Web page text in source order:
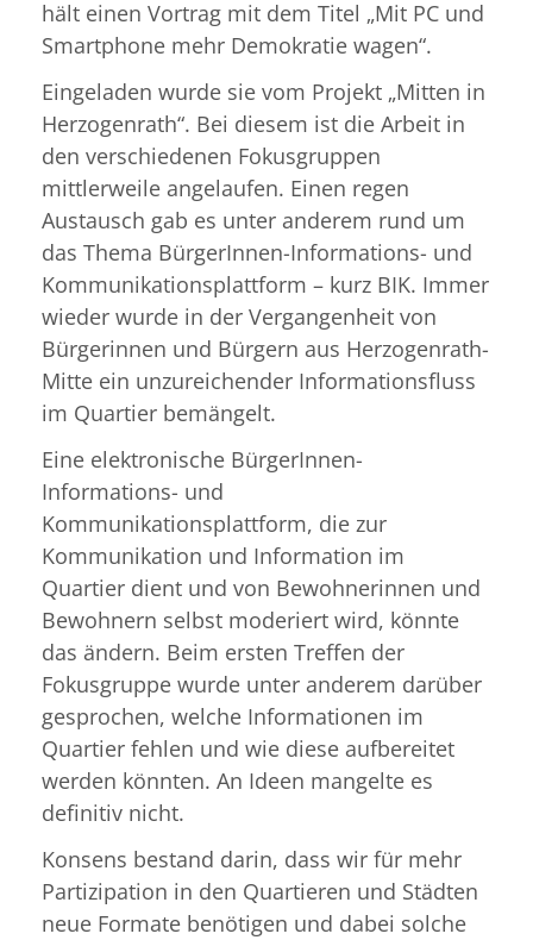
hält einen Vortrag mit dem Titel „Mit PC und
Smartphone mehr Demokratie wagen“.
Eingeladen wurde sie vom Projekt „Mitten in
Herzogenrath“. Bei diesem ist die Arbeit in
den verschiedenen Fokusgruppen
mittlerweile angelaufen. Einen regen
Austausch gab es unter anderem rund um
das Thema BürgerInnen-Informations- und
Kommunikationsplattform – kurz BIK. Immer
wieder wurde in der Vergangenheit von
Bürgerinnen und Bürgern aus Herzogenrath-
Mitte ein unzureichender Informationsfluss
im Quartier bemängelt.
Eine elektronische BürgerInnen-
Informations- und
Kommunikationsplattform, die zur
Kommunikation und Information im
Quartier dient und von Bewohnerinnen und
Bewohnern selbst moderiert wird, könnte
das ändern. Beim ersten Treffen der
Fokusgruppe wurde unter anderem darüber
gesprochen, welche Informationen im
Quartier fehlen und wie diese aufbereitet
werden könnten. An Ideen mangelte es
definitiv nicht.
Konsens bestand darin, dass wir für mehr
Partizipation in den Quartieren und Städten
neue Formate benötigen und dabei solche